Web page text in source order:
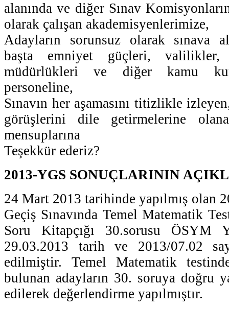
alanında ve diğer Sınav
olarak çalışan akademisyenlerimize,
Adayların sorunsuz olarak sınava
başta emniyet güçleri, valilikler,
müdürlükleri ve diğer kamu
personeline,
Sınavın her aşamasını titizlikle
görüşlerini dile getirmelerine
mensuplarına
Teşekkür ederiz?
2013-YGS SONUÇLARININ
24 Mart 2013 tarihinde yapılmış olan
Geçiş Sınavında Temel Matematik
Soru Kitapçığı 30.sorusu ÖSYM
29.03.2013 tarih ve 2013/07.02
edilmiştir. Temel Matematik
bulunan adayların 30. soruya doğru
edilerek değerlendirme yapılmıştır.